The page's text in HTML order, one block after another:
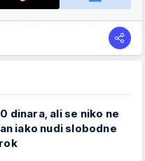
dinara, ali se niko ne
iako nudi slobodne